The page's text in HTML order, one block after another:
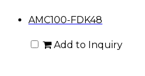
AMC100-FDK48
Add to Inquiry